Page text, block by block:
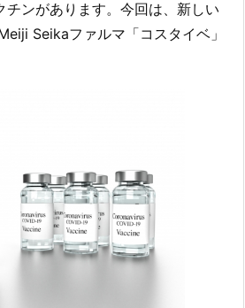
チンがあります。今回は、新しい
Seikaファルマ「コスタイベ」